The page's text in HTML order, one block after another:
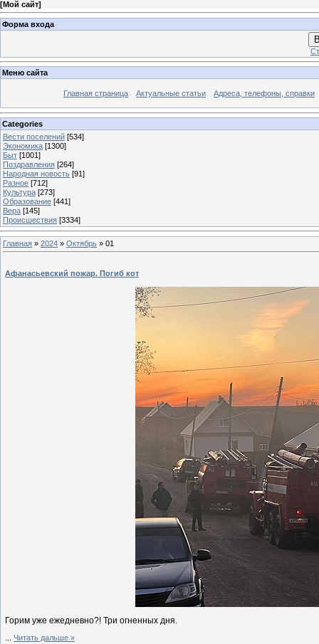
[Мой сайт]
Форма входа
Меню сайта
Главная страница Актуальные статьи Адреса, телефоны, справки
Categories
Вести поселений [534]
Экономика [1300]
Быт [1001]
Поздравления [264]
Народная новость [91]
Разное [712]
Культура [273]
Образование [441]
Вера [145]
Происшествия [3334]
Главная » 2024 » Октябрь » 01
Афанасьевский пожар. Погиб кот
Горим уже ежедневно?! Три огненных дня.
Читать дальше »